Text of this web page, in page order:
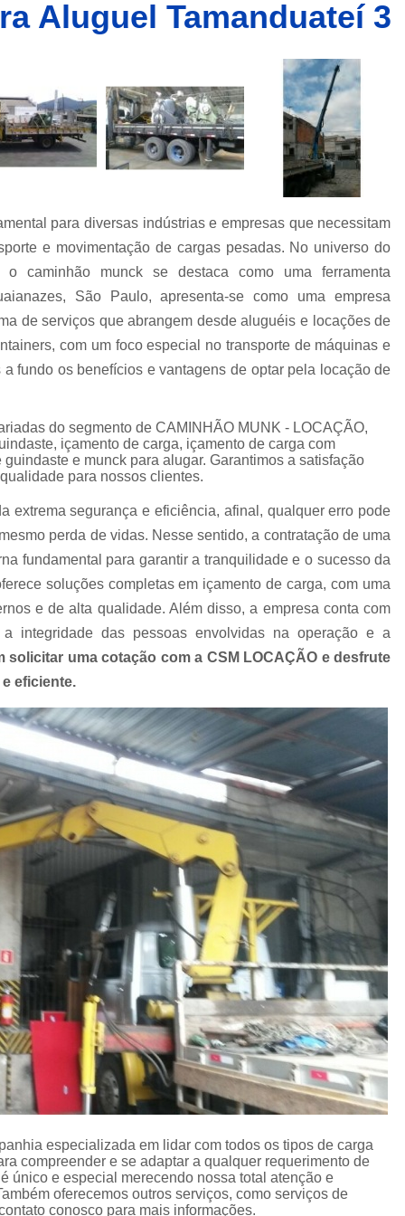
Caminhões Muncks de Alocação
Caminhões com Munck para
Caminhões com Muncks para Alugueis
Caminhões Muncks de
Caminhões Tipo Munck para
Caminhões Tipo Muncks para Alugueis
Caminhões com Munck para
Caminhões com Muncks para
Caminhões Tipo Munck para
Caminhões Tipo Muncks para
Locações de Caminhões
Empresa de Carreta para Transporte de
Empresa de Transportadora Containers
Empresa de Transporte
Empresa de Transporte Rodoviário de
Empresa de Transportes
Empresa Transportadora de Container
Carreta para Transporte de
Transportadora
Transportadora de Containers
Transportes Container
Içamento com Caminhão Munck
Içamento de Carga com
Içamento de Carga em Obras
Içamento de Carga Pesada
Movimentação de Carga
Serviço de
Locação de Guindaste
Locação de Guindaste com Operador
Locação de Guindaste para
Locação Guindaste Hidráulico
Serviço de Locação de
Aluguel de Guindaste
Locação de
Locação de Caminhão
Locação de Guindaste Articulado
Locação de Munck para Levantar Vigas
Locação de Munck para Transporte
Aluguel Tamanduateí 3
para diversas indústrias e empresas que necessitam
e movimentação de cargas pesadas. No universo do
caminhão munck se destaca como uma ferramenta
São Paulo, apresenta-se como uma empresa
de serviços que abrangem desde aluguéis e locações de
com um foco especial no transporte de máquinas e
fundo os benefícios e vantagens de optar pela locação de
do segmento de CAMINHÃO MUNK - LOCAÇÃO,
içamento de carga, içamento de carga com
e munck para alugar. Garantimos a satisfação
para nossos clientes.
extrema segurança e eficiência, afinal, qualquer erro pode
perda de vidas. Nesse sentido, a contratação de uma
fundamental para garantir a tranquilidade e o sucesso da
soluções completas em içamento de carga, com uma
e de alta qualidade. Além disso, a empresa conta com
integridade das pessoas envolvidas na operação e a
solicitar uma cotação com a CSM LOCAÇÃO e desfrute
eficiente.
especializada em lidar com todos os tipos de carga
compreender e se adaptar a qualquer requerimento de
único e especial merecendo nossa total atenção e
oferecemos outros serviços, como serviços de
conosco para mais informações.